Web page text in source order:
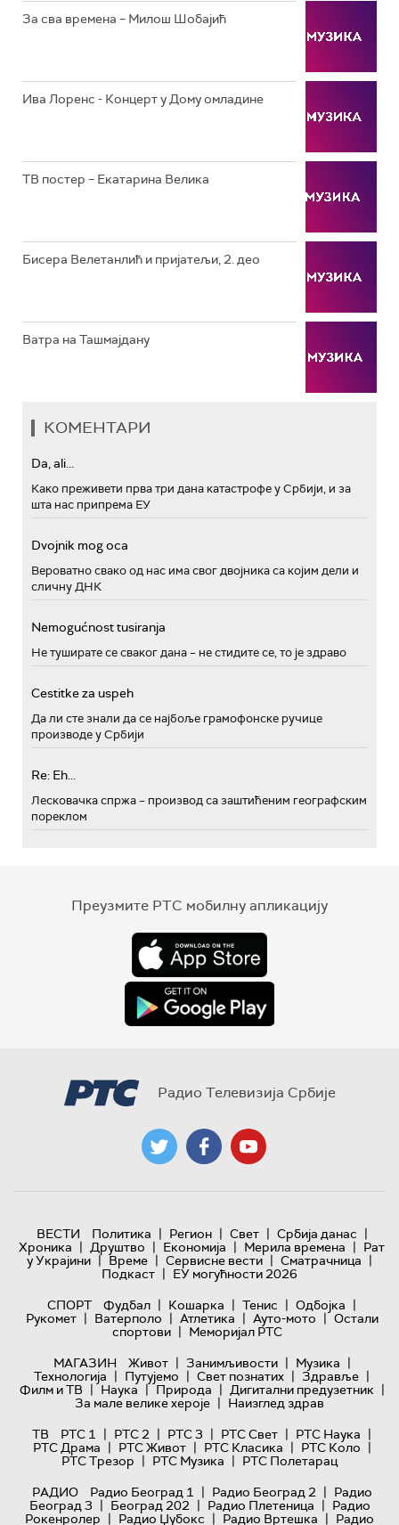
РТС ЖИВОТ
РТС КОЛО
За сва времена – Милош Шобајић
Ива Лоренс - Концерт у Дому омладине
ТВ постер – Екатарина Велика
Бисера Велетанлић и пријатељи, 2. део
Ватра на Ташмајдану
КОМЕНТАРИ
Da, ali...
Како преживети прва три дана катастрофе у Србији, и за
шта нас припрема ЕУ
Dvojnik mog oca
Вероватно свако од нас има свог двојника са којим дели и
сличну ДНК
Nemogućnost tusiranja
Не туширате се сваког дана – не стидите се, то је здраво
Cestitke za uspeh
Да ли сте знали да се најбоље грамофонске ручице
производе у Србији
Re: Eh...
Лесковачка спржа – производ са заштићеним географским
пореклом
Преузмите РТС мобилну апликацију
Радио Телевизија Србије
ВЕСТИ Политика | Регион | Свет | Србија данас |
Хроника | Друштво | Економија | Мерила времена | Рат
у Украјини | Време | Сервисне вести | Сматрачница |
Подкаст | ЕУ могућности 2026
СПОРТ
Фудбал | Кошарка | Тенис | Одбојка |
Рукомет | Ватерполо | Атлетика | Ауто-мото | Остали
спортови | Меморијал РТС
МАГАЗИН
Живот | Занимљивости | Музика |
Технологијa | Путујемо | Свет познатих | Здравље |
Филм и ТВ | Наука | Природа | Дигитални предузетник |
За мале велике хероје | Наизглед здрав
ТВ
РТС 1 | РТС 2 | РТС 3 | РТС Свет | РТС Наука |
РТС Драма | РТС Живот | РТС Класика | РТС Коло |
РТС Трезор | РТС Музика | РТС Полетарац
РАДИО
Радио Београд 1 | Радио Београд 2 | Радио
Београд 3 | Београд 202 | Радио Плетеница | Радио
Рокенролер | Радио Џубокс | Радио Вртешка | Радио